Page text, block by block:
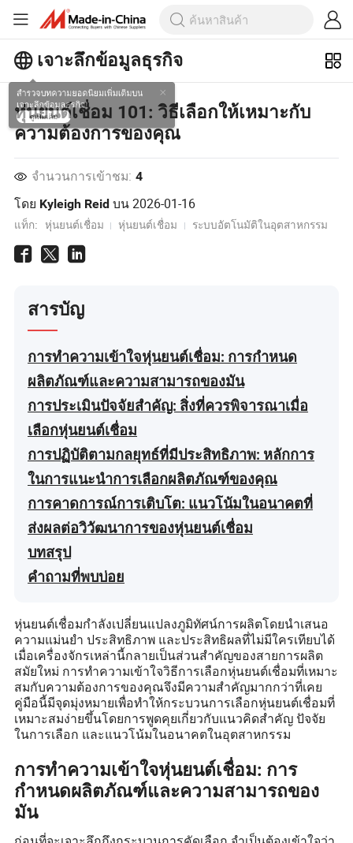
เจาะลึกข้อมูลธุรกิจ
สำรวจบทความยอดนิยมเพิ่มเติมบน
เจาะลึกข้อมูลธุรกิจ!
ดูเพิ่มเติม
หุ่นยนต์เชื่อม 101: วิธีเลือกให้เหมาะกับ
ความต้องการของคุณ
จำนวนการเข้าชม: 4
โดย Kyleigh Reid บน2026-01-16
แท็ก: หุ่นยนต์เชื่อม หุ่นยนต์เชื่อม ระบบอัตโนมัติในอุตสาหกรรม
สารบัญ
การทำความเข้าใจหุ่นยนต์เชื่อม: การกำหนด
ผลิตภัณฑ์และความสามารถของมัน
การประเมินปัจจัยสำคัญ: สิ่งที่ควรพิจารณาเมื่อ
เลือกหุ่นยนต์เชื่อม
การปฏิบัติตามกลยุทธ์ที่มีประสิทธิภาพ: หลักการ
ในการแนะนำการเลือกผลิตภัณฑ์ของคุณ
การคาดการณ์การเติบโต: แนวโน้มในอนาคตที่
ส่งผลต่อวิวัฒนาการของหุ่นยนต์เชื่อม
บทสรุป
คำถามที่พบบ่อย
หุ่นยนต์เชื่อมกำลังเปลี่ยนแปลงภูมิทัศน์การผลิตโดยนำเสนอ
ความแม่นยำ ประสิทธิภาพ และประสิทธิผลที่ไม่มีใครเทียบได้
เมื่อเครื่องจักรเหล่านี้กลายเป็นส่วนสำคัญของสายการผลิต
สมัยใหม่ การทำความเข้าใจวิธีการเลือกหุ่นยนต์เชื่อมที่เหมาะ
สมกับความต้องการของคุณจึงมีความสำคัญมากกว่าที่เคย
คู่มือนี้มีจุดมุ่งหมายเพื่อทำให้กระบวนการเลือกหุ่นยนต์เชื่อมที่
เหมาะสมง่ายขึ้นโดยการพูดคุยเกี่ยวกับแนวคิดสำคัญ ปัจจัย
ในการเลือก และแนวโน้มในอนาคตในอุตสาหกรรม
การทำความเข้าใจหุ่นยนต์เชื่อม: การ
กำหนดผลิตภัณฑ์และความสามารถของ
มัน